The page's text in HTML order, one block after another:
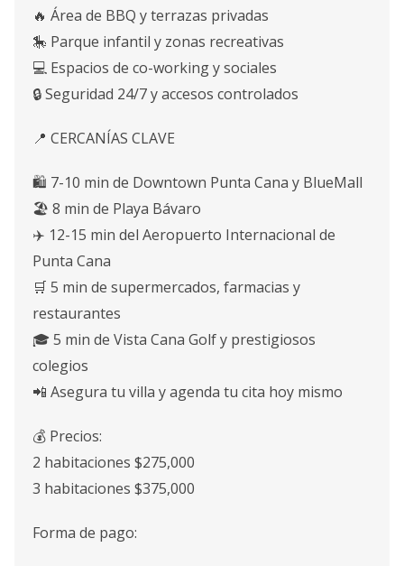
🔥 Área de BBQ y terrazas privadas
🎠 Parque infantil y zonas recreativas
💻 Espacios de co-working y sociales
🔒 Seguridad 24/7 y accesos controlados
📍 CERCANÍAS CLAVE
🛍️ 7-10 min de Downtown Punta Cana y BlueMall
🏖️ 8 min de Playa Bávaro
✈️ 12-15 min del Aeropuerto Internacional de
Punta Cana
🛒 5 min de supermercados, farmacias y
restaurantes
🎓 5 min de Vista Cana Golf y prestigiosos
colegios
📲 Asegura tu villa y agenda tu cita hoy mismo
💰 Precios:
2 habitaciones $275,000
3 habitaciones $375,000
Forma de pago: